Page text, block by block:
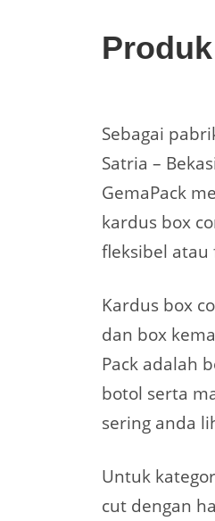
Sebagai
Satria –
GemaPack
kardus box
fleksibel atau
Kardus box
dan box
Pack adalah
botol serta
sering anda
Untuk
cut dengan